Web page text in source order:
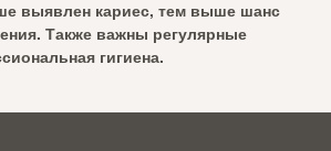
выявлен кариес, тем выше шанс
Также важны регулярные
гигиена.